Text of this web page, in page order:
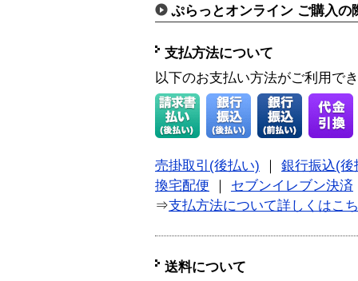
ぷらっとオンライン ご購入の
支払方法について
以下のお支払い方法がご利用で
売掛取引(後払い)
銀行振込(後
換宅配便
セブンイレブン決済
⇒支払方法について詳しくはこ
送料について